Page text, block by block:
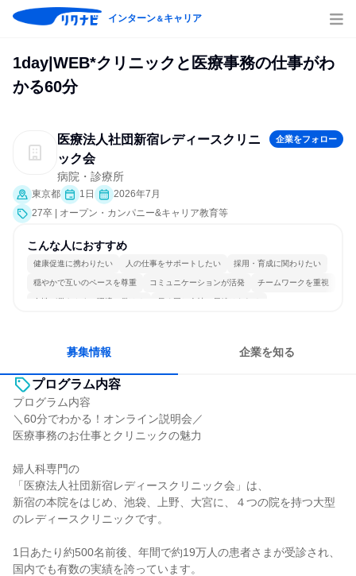
インターン＆キャリア
1day|WEB*クリニックと医療事務の仕事がわ
かる60分
医療法人社団新宿レディースクリニ
ック会
企業をフォロー
病院・診療所
東京都 1日
2026年7月
27卒 | オープン・カンパニー&キャリア教育等
こんな人におすすめ
健康促進に携わりたい 人の仕事をサポートしたい 採用・育成に関わりたい
穏やかで互いのペースを尊重 コミュニケーションが活発 チームワークを重視
女性が働きやすい環境で働ける 長く同じ会社に居続けられる
募集情報 企業を知る
プログラム内容
プログラム内容
＼60分でわかる！オンライン説明会／
医療事務のお仕事とクリニックの魅力
婦人科専門の
「医療法人社団新宿レディースクリニック会」は、
新宿の本院をはじめ、池袋、上野、大宮に、４つの院を持つ大型
のレディースクリニックです。
1日あたり約500名前後、年間で約19万人の患者さまが受診され、
国内でも有数の実績を誇っています。